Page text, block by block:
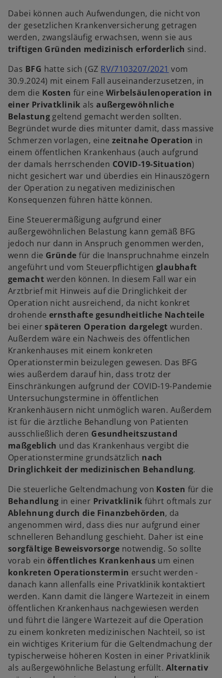
t
Dabei können auch Aufwendungen, die nicht von
der gesetzlichen Krankenversicherung getragen
werden, zwangsläufig erwachsen, wenn sie aus
triftigen Gründen medizinisch erforderlich sind.
Das BFG hatte sich (GZ RV/7103207/2021 w
i
r
d
i
n
e
i
n
e
r
e
n
R
e
g
i
s
t
e
r
a
r
t
g
e
ö
f
n
e
vom
30.9.2024) mit einem Fall auseinanderzusetzen, in
dem die Kosten für eine Wirbelsäulenoperation in
einer Privatklinikalsaußergewöhnliche
Belastunggeltend gemacht werden sollten.
Begründet wurde dies mitunter damit, dass massive
Schmerzen vorlagen, einezeitnahe Operation in
einem öffentlichen Krankenhaus (auch aufgrund
der damals herrschenden COVID-19-Situation)
nicht gesichert war und überdies ein Hinauszögern
der Operation zu negativen medizinischen
Konsequenzen führen hätte können.
Eine Steuerermäßigung aufgrund einer
außergewöhnlichen Belastung kann gemäß BFG
jedoch nur dann in Anspruch genommen werden,
wenn die Gründefür die Inanspruchnahme einzeln
angeführt und vom Steuerpflichtigen glaubhaft
gemacht werden können. In diesem Fall war ein
Arztbrief mit Hinweis auf die Dringlichkeit der
Operation nicht ausreichend, da nicht konkret
drohende ernsthafte gesundheitliche Nachteile
bei einerspäteren Operation dargelegt wurden.
Außerdem wäre ein Nachweis des öffentlichen
Krankenhauses mit einem konkreten
Operationstermin beizulegen gewesen. Das BFG
wies außerdem darauf hin, dass trotz der
Einschränkungen aufgrund der COVID-19-Pandemie
Untersuchungstermine in öffentlichen
Krankenhäusern nicht unmöglich waren. Außerdem
ist für die ärztliche Behandlung von Patienten
ausschließlich deren Gesundheitszustand
maßgeblich und das Krankenhaus vergibt die
Operationstermine grundsätzlich nach
Dringlichkeit der medizinischen Behandlung.
Die steuerliche Geltendmachung von Kosten für die
Behandlung in einer Privatklinik führt oftmals zur
Ablehnung durch die Finanzbehörden, da
angenommen wird, dass dies nur aufgrund einer
schnelleren Behandlung geschieht. Daher ist eine
sorgfältige Beweisvorsorge notwendig. So sollte
vorab einöffentliches Krankenhausum einen
konkreten Operationstermin ersucht werden -
danach kann allenfalls eine Privatklinik kontaktiert
werden. Kann damit die längere Wartezeit in einem
öffentlichen Krankenhaus nachgewiesen werden
und führt die längere Wartezeit auf die Operation
zu einem konkreten medizinischen Nachteil, so ist
ein wichtiges Kriterium für die Geltendmachung der
typischerweise höheren Kosten in einer Privatklinik
als außergewöhnliche Belastung erfüllt. Alternativ
w